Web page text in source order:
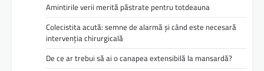
Amintirile verii merită păstrate pentru totdeauna
Colecistita acută: semne de alarmă și când este necesară
intervenția chirurgicală
De ce ar trebui să ai o canapea extensibilă la mansardă?